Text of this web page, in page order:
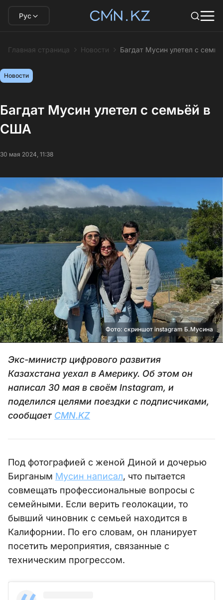
Рус
Главная страница Новости Багдат Мусин улетел с
Новости
Багдат Мусин улетел с семьёй в
США
30 мая 2024, 11:38
Фото: скриншот instagram Б.Мусина
Экс-министр цифрового развития
Казахстана уехал в Америку. Об этом он
написал 30 мая в своём Instаgram, и
поделился целями поездки с подписчиками,
сообщает CMN.KZ
Под фотографией с женой Диной и дочерью
Бирганым Мусин написал, что пытается
совмещать профессиональные вопросы с
семейными. Если верить геолокации, то
бывший чиновник с семьей находится в
Калифорнии. По его словам, он планирует
посетить мероприятия, связанные с
техническим прогрессом.